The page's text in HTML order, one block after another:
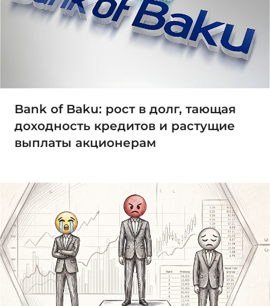
Bank of Baku: рост в долг, тающая
доходность кредитов и растущие
выплаты акционерам